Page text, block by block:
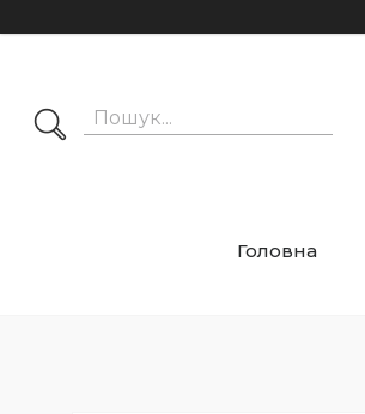
Головна